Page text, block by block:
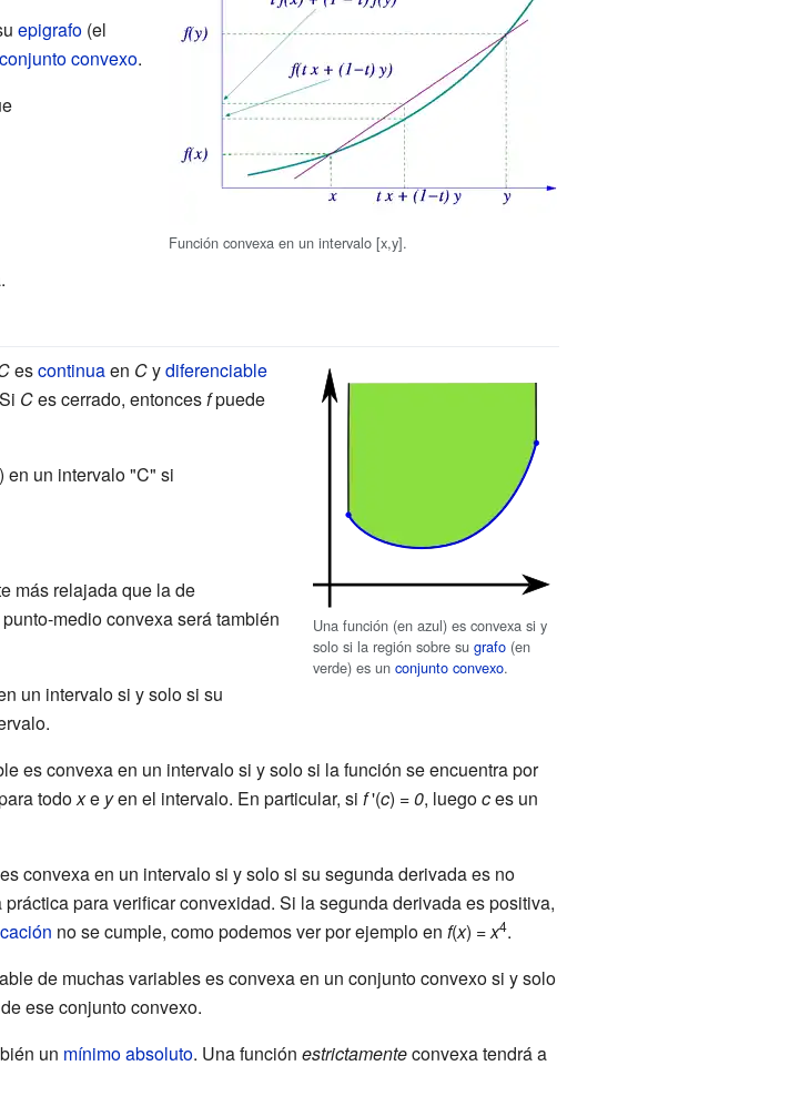
Función convexa en un intervalo [x,y].
epigrafo(el
conjunto convexo.
Una función (en azul) es convexa si y
solo si la región sobre sugrafo (en
verde) es unconjunto convexo.
escontinuaen Cydiferenciable
Ces cerrado, entoncesfpuede
en un intervalo "C" si
más relajada que la de
medio convexa será también
un intervalo si y solo si su
es convexa en un intervalo si y solo si la función se encuentra por
todoxe yen el intervalo. En particular, si f'(c) =0, luegoces un
convexa en un intervalo si y solo si su segunda derivada es no
para verificar convexidad. Si la segunda derivada es positiva,
no se cumple, como podemos ver por ejemplo en f(x) =x4.
de muchas variables es convexa en un conjunto convexo si y solo
ese conjunto convexo.
un mínimo absoluto. Una función estrictamenteconvexa tendrá a